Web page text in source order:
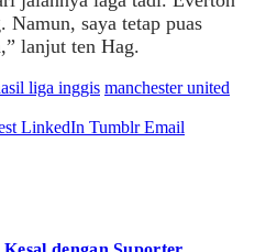
Namun, saya tetap puas
lanjut ten Hag.
liga inggis manchester united
LinkedIn Tumblr Email